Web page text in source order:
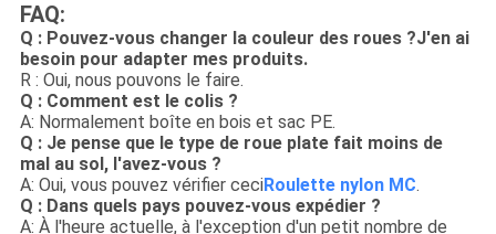
FAQ:
Q : Pouvez-vous changer la couleur des roues ?J'en ai
besoin pour adapter mes produits.
R : Oui, nous pouvons le faire.
Q : Comment est le colis ?
A: Normalement boîte en bois et sac PE.
Q : Je pense que le type de roue plate fait moins de
mal au sol, l'avez-vous ?
A: Oui, vous pouvez vérifier ceciRoulette nylon MC.
Q : Dans quels pays pouvez-vous expédier ?
A: À l'heure actuelle, à l'exception d'un petit nombre de